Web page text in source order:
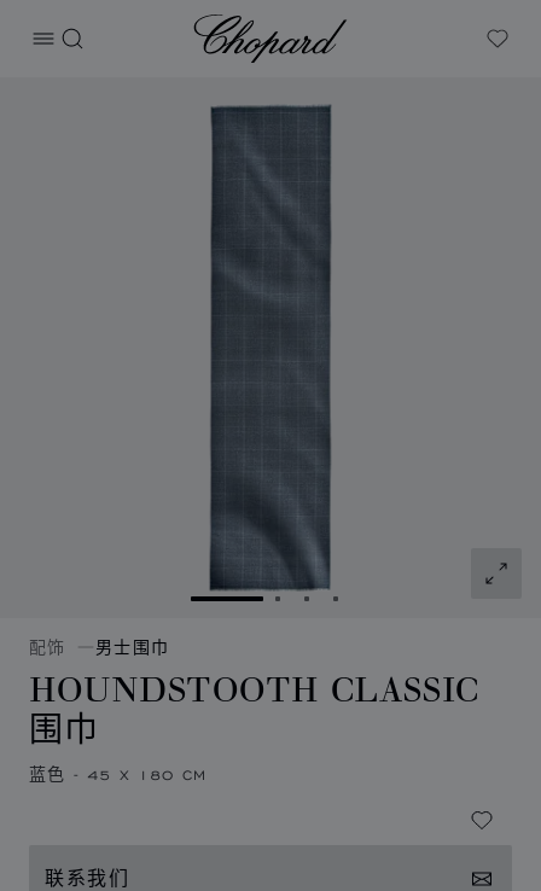
打开菜单
搜索
Chopard
My
转到幻灯片 1转到幻灯片 2
转到幻灯片 3
转到幻灯片 4
配饰 男士围巾
HOUNDSTOOTH CLASSIC
围巾
蓝色 - 45 X 180 CM
联系我们